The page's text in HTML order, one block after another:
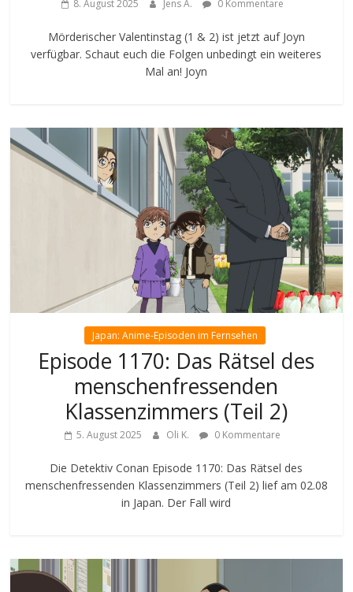
8. August 2025 Jens A. 0 Kommentare
Mörderischer Valentinstag (1 & 2) ist jetzt auf Joyn
verfügbar. Schaut euch die Folgen unbedingt ein weiteres
Mal an! Joyn
Japan: Anime-Episoden im Fernsehen
Episode 1170: Das Rätsel des
menschenfressenden
Klassenzimmers (Teil 2)
5. August 2025 Oli K. 0 Kommentare
Die Detektiv Conan Episode 1170: Das Rätsel des
menschenfressenden Klassenzimmers (Teil 2) lief am 02.08
in Japan. Der Fall wird